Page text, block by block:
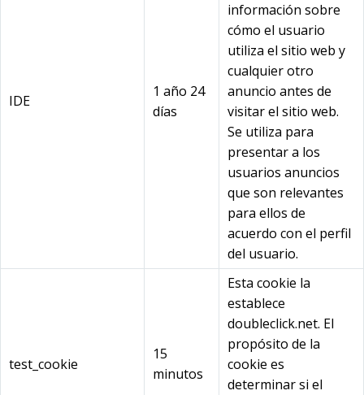
IDE
1 año 24
días
información sobre
cómo el usuario
utiliza el sitio web y
cualquier otro
anuncio antes de
visitar el sitio web.
Se utiliza para
presentar a los
usuarios anuncios
que son relevantes
para ellos de
acuerdo con el perfil
del usuario.
test_cookie
15
minutos
Esta cookie la
establece
doubleclick.net. El
propósito de la
cookie es
determinar si el